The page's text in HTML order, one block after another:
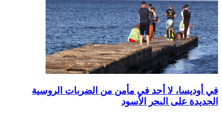
في أوديسا، لا أحد في مأمن من الضربات الروسية
الجديدة على البحر الأسود